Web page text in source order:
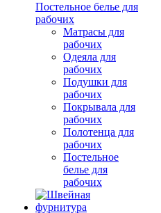
Постельное белье для
рабочих
Матрасы для
рабочих
Одеяла для
рабочих
Подушки для
рабочих
Покрывала для
рабочих
Полотенца для
рабочих
Постельное
белье для
рабочих